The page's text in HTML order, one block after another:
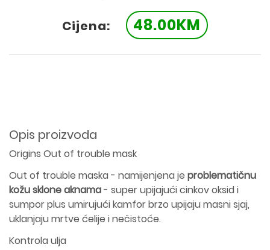
Cijena: 48.00KM
Opis proizvoda
Origins Out of trouble mask
Out of trouble maska - namijenjena je problematičnu
kožu sklone aknama- super upijajući cinkov oksid i
sumpor plus umirujući kamfor brzo upijaju masni sjaj,
uklanjaju mrtve ćelije i nečistoće.
Kontrola ulja